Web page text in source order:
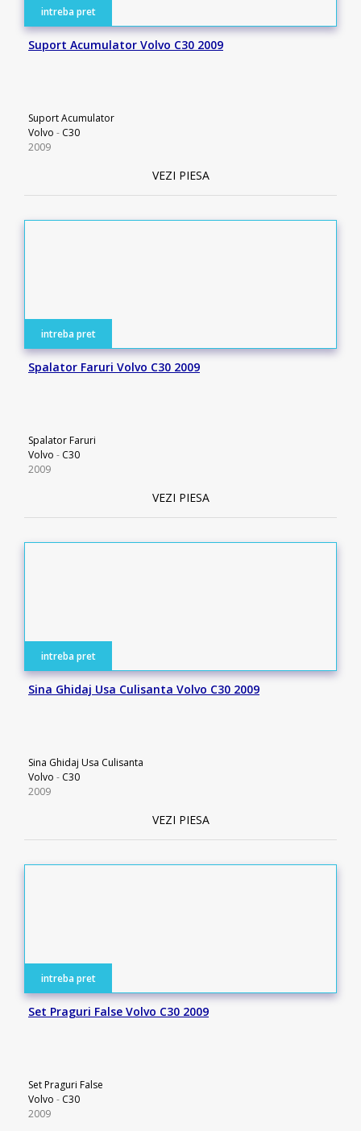
intreba pret
Suport Acumulator Volvo C30 2009
Suport Acumulator
Volvo - C30
2009
VEZI PIESA
intreba pret
Spalator Faruri Volvo C30 2009
Spalator Faruri
Volvo - C30
2009
VEZI PIESA
intreba pret
Sina Ghidaj Usa Culisanta Volvo C30 2009
Sina Ghidaj Usa Culisanta
Volvo - C30
2009
VEZI PIESA
intreba pret
Set Praguri False Volvo C30 2009
Set Praguri False
Volvo - C30
2009